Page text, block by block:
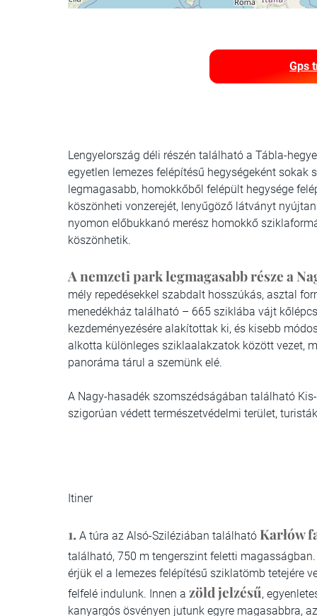
Gps
Lengyelország déli részén található a Tábla-
egyetlen lemezes felépítésű hegységeként
legmagasabb, homokkőből felépült hegysége
köszönheti vonzerejét, lenyűgöző látványt
nyomon előbukkanó merész homokkő
köszönhetik.
A nemzeti park legmagasabb része a
mély repedésekkel szabdalt hosszúkás, asztal
menedékház található – 665 sziklába vájt
kezdeményezésére alakítottak ki, és kisebb
alkotta különleges sziklaalakzatok között vezet,
panoráma tárul a szemünk elé.
A Nagy-hasadék szomszédságában található
szigorúan védett természetvédelmi terület,
Itiner
1. A túra az Alsó-Sziléziában található Karłów
található, 750 m tengerszint feletti
érjük el a lemezes felépítésű sziklatömb tetejére
felfelé indulunk. Innen a zöld jelzésű,
kanyargós ösvényen jutunk egyre magasabbra,